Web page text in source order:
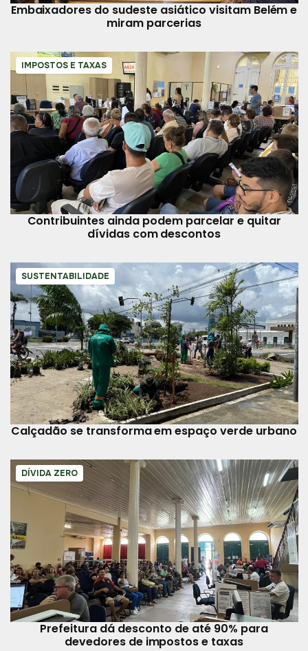
Embaixadores do sudeste asiático visitam Belém e
miram parcerias
IMPOSTOS E TAXAS
Contribuintes ainda podem parcelar e quitar
dívidas com descontos
SUSTENTABILIDADE
Calçadão se transforma em espaço verde urbano
DÍVIDA ZERO
Prefeitura dá desconto de até 90% para
devedores de impostos e taxas